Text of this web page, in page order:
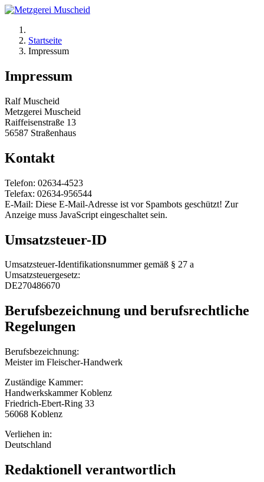
Startseite
Impressum
Impressum
Ralf Muscheid
Metzgerei Muscheid
Raiffeisenstraße 13
56587 Straßenhaus
Kontakt
Telefon: 02634-4523
Telefax: 02634-956544
E-Mail: Diese E-Mail-Adresse ist vor Spambots geschützt! Zur
Anzeige muss JavaScript eingeschaltet sein.
Umsatzsteuer-ID
Umsatzsteuer-Identifikationsnummer gemäß § 27 a
Umsatzsteuergesetz:
DE270486670
Berufsbezeichnung und berufsrechtliche
Regelungen
Berufsbezeichnung:
Meister im Fleischer-Handwerk
Zuständige Kammer:
Handwerkskammer Koblenz
Friedrich-Ebert-Ring 33
56068 Koblenz
Verliehen in:
Deutschland
Redaktionell verantwortlich